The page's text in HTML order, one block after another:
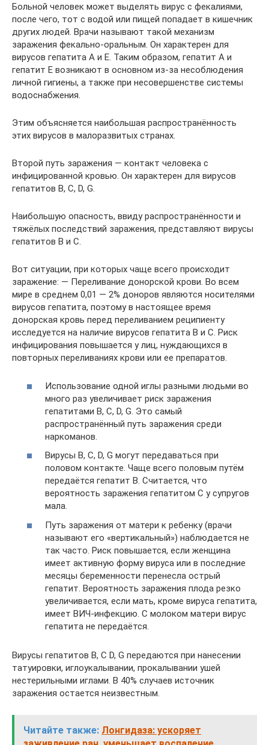
Больной человек может выделять вирус с фекалиями,
после чего, тот с водой или пищей попадает в кишечник
других людей. Врачи называют такой механизм
заражения фекально-оральным. Он характерен для
вирусов гепатита А и Е. Таким образом, гепатит А и
гепатит Е возникают в основном из-за несоблюдения
личной гигиены, а также при несовершенстве системы
водоснабжения.
Этим объясняется наибольшая распространённость
этих вирусов в малоразвитых странах.
Второй путь заражения — контакт человека с
инфицированной кровью. Он характерен для вирусов
гепатитов В, С, D, G.
Наибольшую опасность, ввиду распространённости и
тяжёлых последствий заражения, представляют вирусы
гепатитов В и С.
Вот ситуации, при которых чаще всего происходит
заражение: — Переливание донорской крови. Во всем
мире в среднем 0,01 — 2% доноров являются носителями
вирусов гепатита, поэтому в настоящее время
донорская кровь перед переливанием реципиенту
исследуется на наличие вирусов гепатита В и С. Риск
инфицирования повышается у лиц, нуждающихся в
повторных переливаниях крови или ее препаратов.
Использование одной иглы разными людьми во
много раз увеличивает риск заражения
гепатитами В, С, D, G. Это самый
распространённый путь заражения среди
наркоманов.
Вирусы B, С, D, G могут передаваться при
половом контакте. Чаще всего половым путём
передаётся гепатит В. Считается, что
вероятность заражения гепатитом С у супругов
мала.
Путь заражения от матери к ребенку (врачи
называют его «вертикальный») наблюдается не
так часто. Риск повышается, если женщина
имеет активную форму вируса или в последние
месяцы беременности перенесла острый
гепатит. Вероятность заражения плода резко
увеличивается, если мать, кроме вируса гепатита,
имеет ВИЧ-инфекцию. С молоком матери вирус
гепатита не передаётся.
Вирусы гепатитов В, С D, G передаются при нанесении
татуировки, иглоукалывании, прокалывании ушей
нестерильными иглами. В 40% случаев источник
заражения остается неизвестным.
Читайте также: Лонгидаза: ускоряет